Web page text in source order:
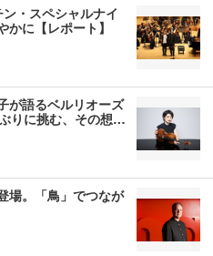
・スペシャルナイ
かに【レポート】
が語るベルリオーズ
りに挑む、その想…
場。「鳥」でつなが